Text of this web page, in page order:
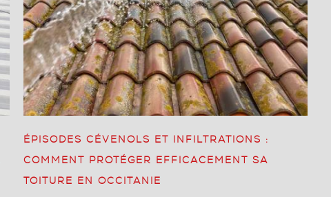
ÉPISODES CÉVENOLS ET INFILTRATIONS :
COMMENT PROTÉGER EFFICACEMENT SA
TOITURE EN OCCITANIE